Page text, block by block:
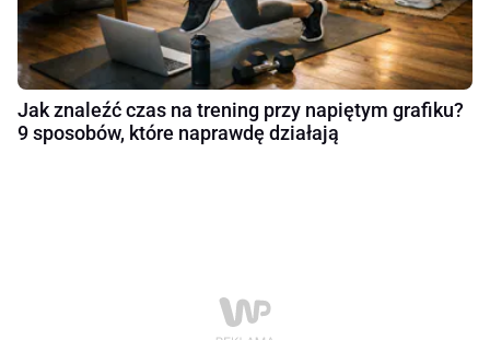
Jak znaleźć czas na trening przy napiętym grafiku?
9 sposobów, które naprawdę działają